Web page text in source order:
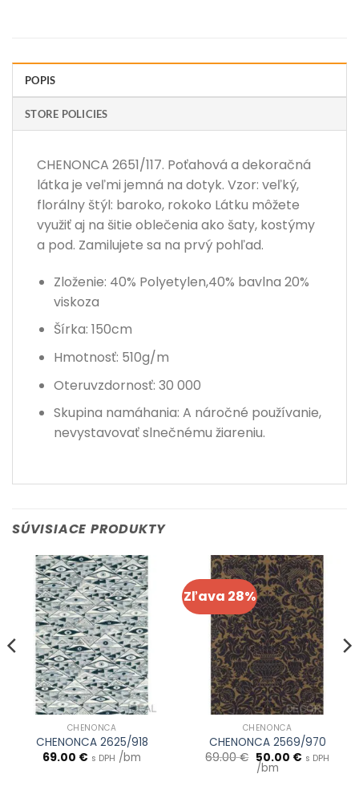
POPIS
STORE POLICIES
CHENONCA 2651/117. Poťahová a dekoračná
látka je veľmi jemná na dotyk. Vzor: veľký,
florálny štýl: baroko, rokoko Látku môžete
využiť aj na šitie oblečenia ako šaty, kostýmy
a pod. Zamilujete sa na prvý pohľad.
Zloženie: 40% Polyetylen,40% bavlna 20%
viskoza
Šírka: 150cm
Hmotnosť: 510g/m
Oteruvzdornosť: 30 000
Skupina namáhania: A náročné používanie,
nevystavovať slnečnému žiareniu.
SÚVISIACE PRODUKTY
CHENONCA
CHENONCA 2625/918
69.00 € s DPH /bm
Zľava 28%
CHENONCA
CHENONCA 2569/970
69.00€ Pôvodná
cena
bola:
50.00 €Aktuálna
s DPH
/bm